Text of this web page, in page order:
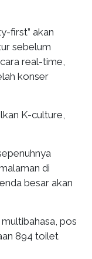
first” akan
sebelum
real-time,
konser
K-culture,
di
besar akan
pos
894 toilet